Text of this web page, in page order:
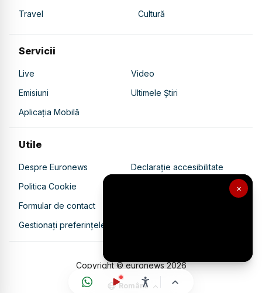
×
Travel
Cultură
Servicii
Live
Video
Emisiuni
Ultimele Știri
Aplicația Mobilă
Utile
Despre Euronews
Declarație accesibilitate
Politica Cookie
Politica de confidențialitate
Formular de contact
Gestionați preferințele
Copyright © euronews2026
Română